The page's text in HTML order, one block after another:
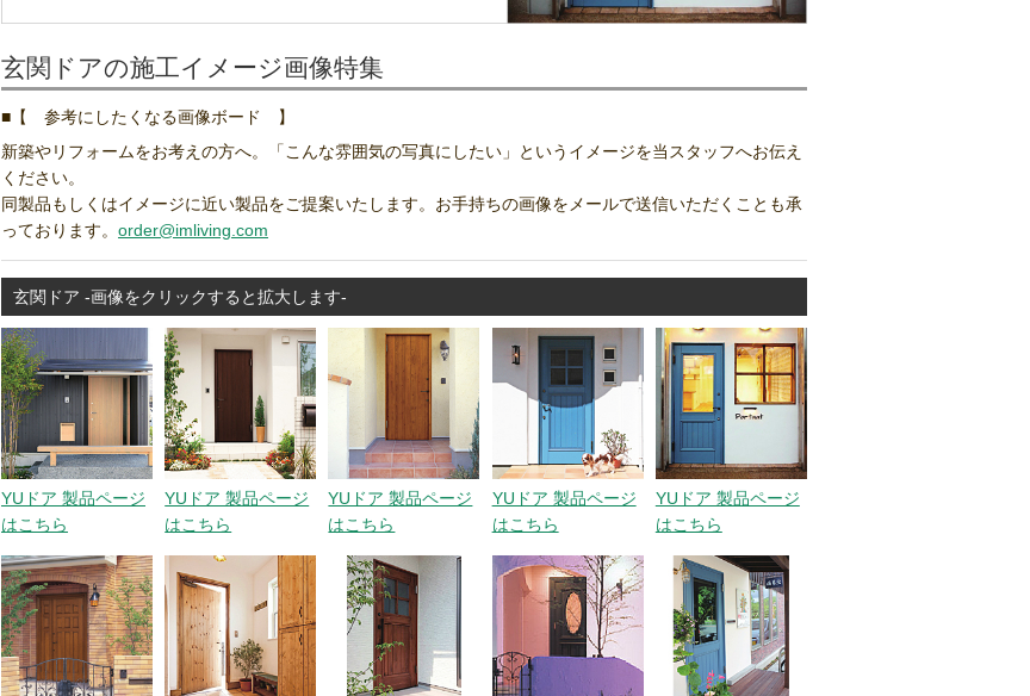
玄関ドアの施工イメージ画像特集
【 参考にしたくなる画像ボード 】
新築やリフォームをお考えの方へ。「こんな雰囲気の写真にしたい」というイメージを当スタッフへお伝え
ください。
同製品もしくはイメージに近い製品をご提案いたします。お手持ちの画像をメールで送信いただくことも承
っております。 order@imliving.com
玄関ドア -画像をクリックすると拡大します-
YUドア 製品ページ
はこちら
YUドア 製品ページ
はこちら
YUドア 製品ページ
はこちら
YUドア 製品ページ
はこちら
YUドア 製品ページ
はこちら